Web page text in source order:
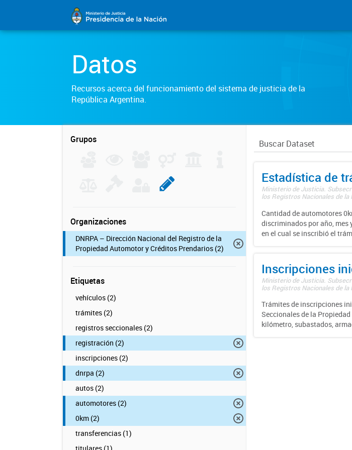
Datos
Recursos acerca del funcionamiento del sistema de justicia de la
República Argentina.
Grupos
Organizaciones
DNRPA – Dirección Nacional del Registro de la
Propiedad Automotor y Créditos Prendarios (2)
Etiquetas
vehículos (2)
trámites (2)
registros seccionales (2)
registración (2)
inscripciones (2)
dnrpa (2)
autos (2)
automotores (2)
0km (2)
transferencias (1)
Estadística de
Ministerio de Justicia.
los Registros Nacionales de
Cantidad de automotores
discriminados por año, mes
en el cual se inscribió el
Inscripciones
Ministerio de Justicia.
los Registros Nacionales de
Trámites de inscripciones
Seccionales de la
kilómetro, subastados,